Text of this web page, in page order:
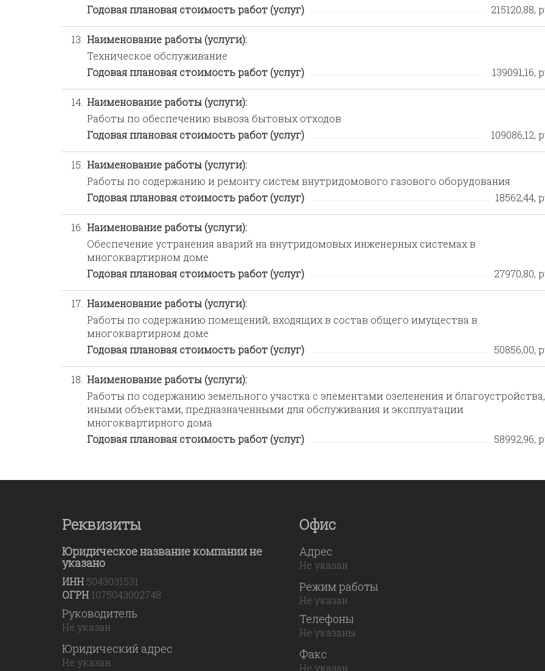
Годовая плановая стоимость работ (услуг)
215120,88,
13. Наименование работы (услуги):
Техническое обслуживание
Годовая плановая стоимость работ (услуг)
139091,16,
14. Наименование работы (услуги):
Работы по обеспечению вывоза бытовых отходов
Годовая плановая стоимость работ (услуг)
109086,12,
15. Наименование работы (услуги):
Работы по содержанию и ремонту систем внутридомового газового оборудования
Годовая плановая стоимость работ (услуг)
18562,44,
16. Наименование работы (услуги):
Обеспечение устранения аварий на внутридомовых инженерных системах в
многоквартирном доме
Годовая плановая стоимость работ (услуг)
27970,80,
17. Наименование работы (услуги):
Работы по содержанию помещений, входящих в состав общего имущества в
многоквартирном доме
Годовая плановая стоимость работ (услуг)
50856,00,
18. Наименование работы (услуги):
Работы по содержанию земельного участка с элементами озеленения и благоустройства,
иными объектами, предназначенными для обслуживания и эксплуатации
многоквартирного дома
Годовая плановая стоимость работ (услуг)
58992,96,
Реквизиты
Юридическое название компании не
указано
ИНН 5043031531
ОГРН 1075043002748
Руководитель
Не указан
Юридический адрес
Не указан
Офис
Адрес
Не указан
Режим работы
Не указан
Телефоны
Не указаны
Факс
Не указан